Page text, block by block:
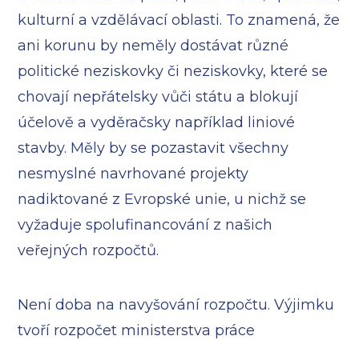
kulturní a vzdělávací oblasti. To znamená, že
ani korunu by neměly dostávat různé
politické neziskovky či neziskovky, které se
chovají nepřátelsky vůči státu a blokují
účelově a vyděračsky například liniové
stavby. Měly by se pozastavit všechny
nesmyslné navrhované projekty
nadiktované z Evropské unie, u nichž se
vyžaduje spolufinancování z našich
veřejných rozpočtů.
Není doba na navyšování rozpočtu. Výjimku
tvoří rozpočet ministerstva práce